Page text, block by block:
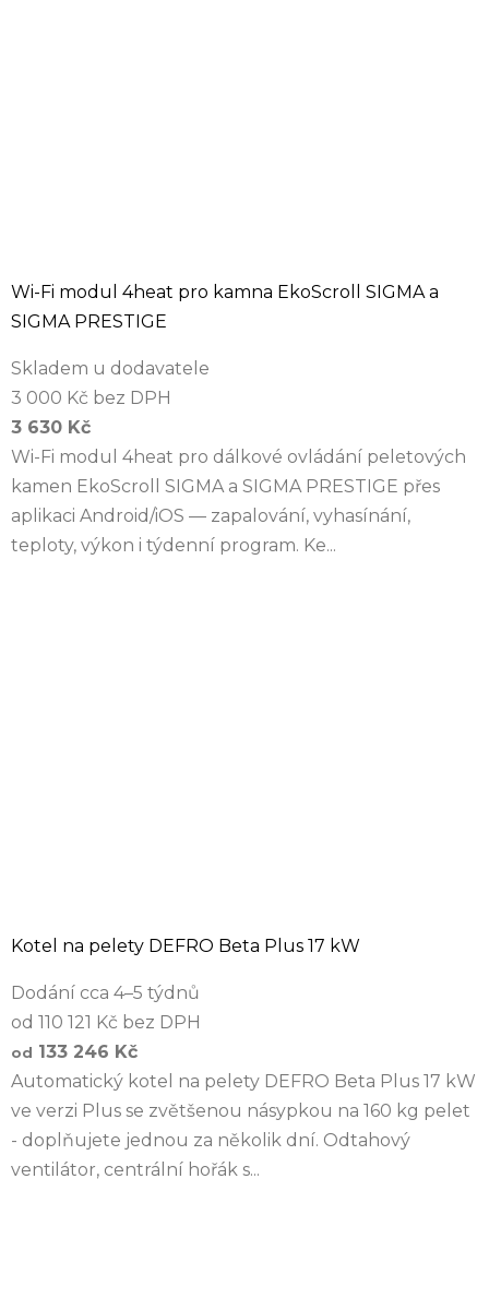
Wi-Fi modul 4heat pro kamna EkoScroll SIGMA a
SIGMA PRESTIGE
Skladem u dodavatele
3 000 Kč bez DPH
3 630 Kč
Wi-Fi modul 4heat pro dálkové ovládání peletových
kamen EkoScroll SIGMA a SIGMA PRESTIGE přes
aplikaci Android/iOS — zapalování, vyhasínání,
teploty, výkon i týdenní program. Ke...
Kotel na pelety DEFRO Beta Plus 17 kW
Dodání cca 4–5 týdnů
od 110 121 Kč bez DPH
od 133 246 Kč
Automatický kotel na pelety DEFRO Beta Plus 17 kW
ve verzi Plus se zvětšenou násypkou na 160 kg pelet
- doplňujete jednou za několik dní. Odtahový
ventilátor, centrální hořák s...